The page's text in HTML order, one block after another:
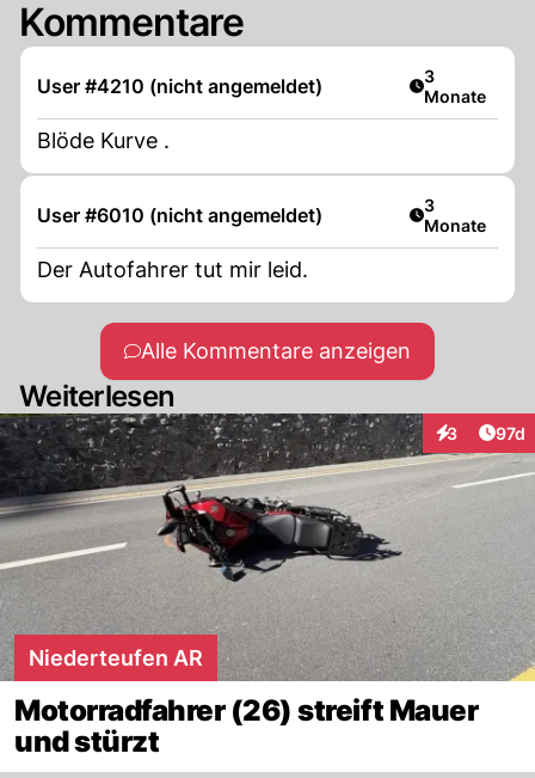
Kommentare
User #4210 (nicht angemeldet) Artikel
3
Monate
Blöde Kurve .
User #6010 (nicht angemeldet) Artikel
3
Monate
Der Autofahrer tut mir leid.
Alle Kommentare anzeigen
Weiterlesen
3
Interaktionen
97d
Niederteufen AR
Motorradfahrer (26) streift Mauer
und stürzt